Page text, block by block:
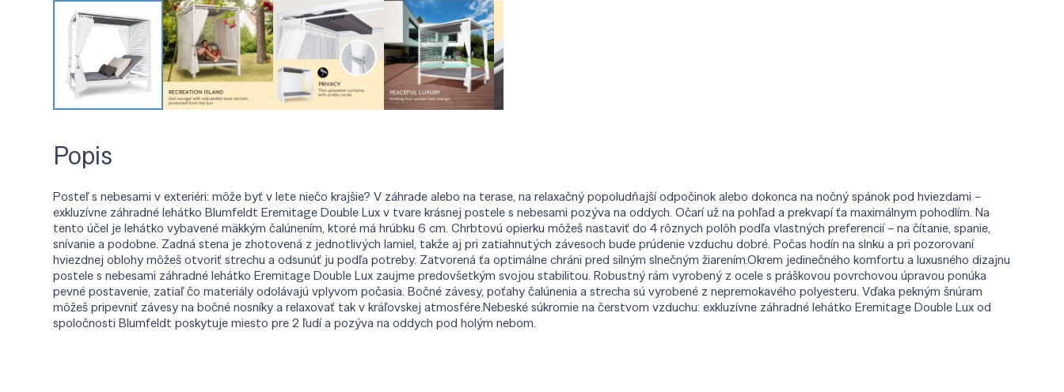
Popis
Posteľ s nebesami v exteriéri: môže byť v lete niečo krajšie? V záhrade alebo na terase, na relaxačný popoludňajší odpočinok alebo dokonca na nočný spánok pod hviezdami –
exkluzívne záhradné lehátko Blumfeldt Eremitage Double Lux v tvare krásnej postele s nebesami pozýva na oddych. Očarí už na pohľad a prekvapí ťa maximálnym pohodlím. Na
tento účel je lehátko vybavené mäkkým čalúnením, ktoré má hrúbku 6 cm. Chrbtovú opierku môžeš nastaviť do 4 rôznych polôh podľa vlastných preferencií – na čítanie, spanie,
snívanie a podobne. Zadná stena je zhotovená z jednotlivých lamiel, takže aj pri zatiahnutých závesoch bude prúdenie vzduchu dobré. Počas hodín na slnku a pri pozorovaní
hviezdnej oblohy môžeš otvoriť strechu a odsunúť ju podľa potreby. Zatvorená ťa optimálne chráni pred silným slnečným žiarením.Okrem jedinečného komfortu a luxusného dizajnu
postele s nebesami záhradné lehátko Eremitage Double Lux zaujme predovšetkým svojou stabilitou. Robustný rám vyrobený z ocele s práškovou povrchovou úpravou ponúka
pevné postavenie, zatiaľ čo materiály odolávajú vplyvom počasia. Bočné závesy, poťahy čalúnenia a strecha sú vyrobené z nepremokavého polyesteru. Vďaka pekným šnúram
môžeš pripevniť závesy na bočné nosníky a relaxovať tak v kráľovskej atmosfére.Nebeské súkromie na čerstvom vzduchu: exkluzívne záhradné lehátko Eremitage Double Lux od
spoločnosti Blumfeldt poskytuje miesto pre 2 ľudí a pozýva na oddych pod holým nebom.